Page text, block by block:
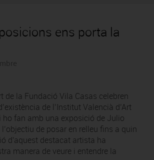
ens porta la
de la Fundació Vila Casas celebren
de l’Institut Valencià d’Art
ho fan amb una exposició de Julio
de posar en relleu fins a quin
d'aquest destacat artista ha
manera de veure i entendre la